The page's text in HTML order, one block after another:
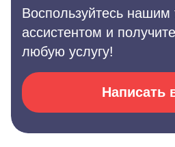
Воспользуйтесь нашим
ассистентом и
любую услугу!
Написать